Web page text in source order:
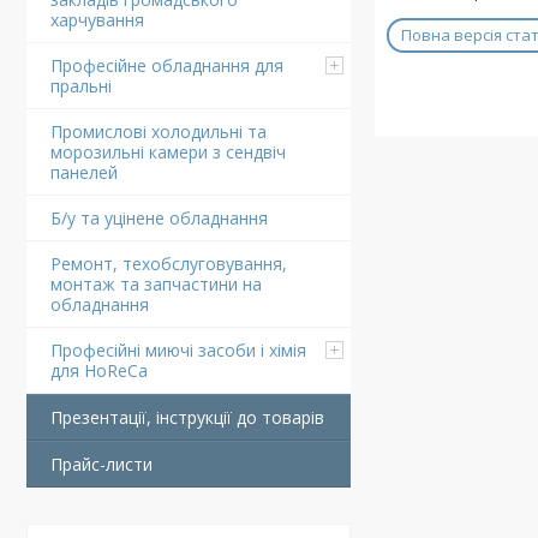
харчування
Професійне обладнання для
пральні
Промислові холодильні та
морозильні камери з сендвіч
панелей
Б/у та уцінене обладнання
Ремонт, техобслуговування,
монтаж та запчастини на
обладнання
Професійні миючі засоби і хімія
для HoReCa
Презентації, інструкції до товарів
Прайс-листи
Повна версія